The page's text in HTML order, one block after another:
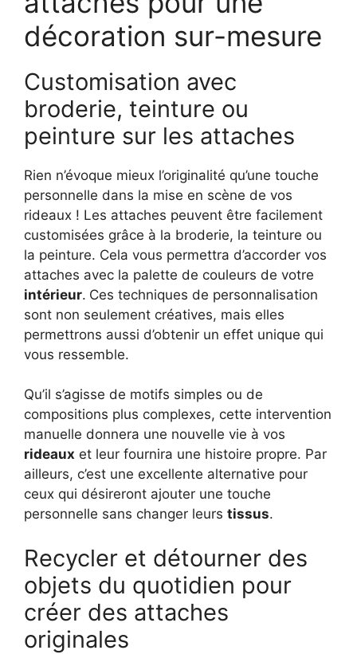
décoration sur-mesure
Customisation avec
broderie, teinture ou
peinture sur les attaches
Rien n’évoque mieux l’originalité qu’une touche
personnelle dans la mise en scène de vos
rideaux ! Les attaches peuvent être facilement
customisées grâce à la broderie, la teinture ou
la peinture. Cela vous permettra d’accorder vos
attaches avec la palette de couleurs de votre
intérieur. Ces techniques de personnalisation
sont non seulement créatives, mais elles
permettrons aussi d’obtenir un effet unique qui
vous ressemble.
Qu’il s’agisse de motifs simples ou de
compositions plus complexes, cette intervention
manuelle donnera une nouvelle vie à vos
rideaux et leur fournira une histoire propre. Par
ailleurs, c’est une excellente alternative pour
ceux qui désireront ajouter une touche
personnelle sans changer leurs tissus.
Recycler et détourner des
objets du quotidien pour
créer des attaches
originales